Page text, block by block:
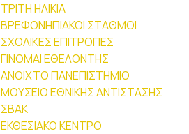
ΤΡΙΤΗ ΗΛΙΚΙΑ
ΒΡΕΦΟΝΗΠΙΑΚΟΙ ΣΤΑΘΜΟΙ
ΣΧΟΛΙΚΕΣ ΕΠΙΤΡΟΠΕΣ
ΓΙΝΟΜΑΙ ΕΘΕΛΟΝΤΗΣ
ΑΝΟΙΧΤΟ ΠΑΝΕΠΙΣΤΗΜΙΟ
ΜΟΥΣΕΙΟ ΕΘΝΙΚΗΣ ΑΝΤΙΣΤΑΣΗΣ
ΣΒΑΚ
ΕΚΘΕΣΙΑΚΟ ΚΕΝΤΡΟ